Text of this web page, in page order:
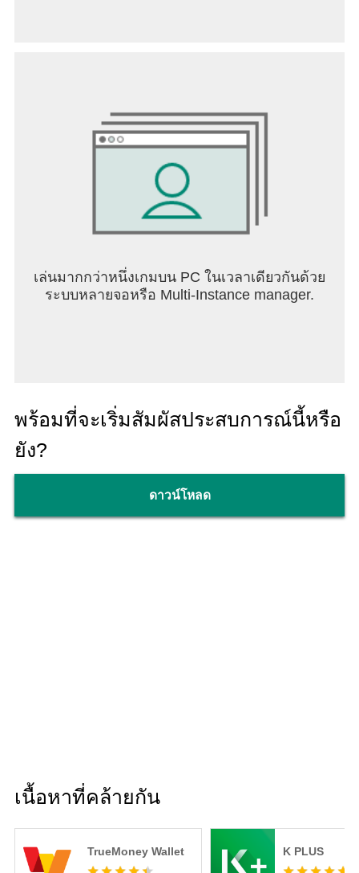
ให้เราช่วยคุณในการเดินทาง crypto ของคุณ ไม่ว่า
คุณจะเป็นนักเทรด crypto ตัวยงหรือมือใหม่ที่ต้องการ
รับความช่วยเหลือจากฝ่ายสนับสนุนลูกค้าแชทสดทุก
วันตลอด 24 ชั่วโมงใน 18 ภาษา (อังกฤษ, อารบิก,
เยอรมัน, ฝรั่งเศส, ฟิลิปปินส์, อินโดนีเซีย, อิตาลี, ญี่ปุ่น,
จีน, รัสเซีย, สเปน, โปแลนด์, โปรตุเกส, โรมาเนีย,
*ตามปริมาณการซื้อขาย - ที่มา:
***แอป Binance มีให้บริการสำหรับผู้ที่ไม่ใช่พลเมือง
พักอาศัยในสหรัฐฯ โปรดติดตั้งแอป Binance.US
Binance Investments บจก
เซเชลส์
เล่นมากกว่าหนึ่งเกมบน PC ในเวลาเดียวกันด้วย
ระบบหลายจอหรือ Multi-Instance manager.
พร้อมที่จะเริ่มสัมผัสประสบการณ์นี้หรือ
ยัง?
ดาวน์โหลด
เนื้อหาที่คล้ายกัน
TrueMoney Wallet K PLUS